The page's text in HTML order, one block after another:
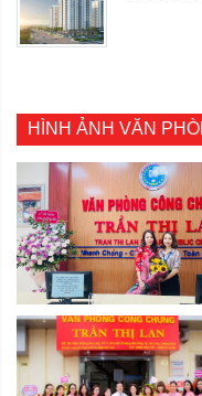
HÌNH ẢNH VĂN